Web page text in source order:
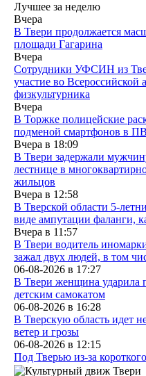
Лучшее за неделю
Вчера
В Твери продолжается
площади Гагарина
Вчера
Сотрудники УФСИН из
участие во
физкультурника
Вчера
В Торжке полицейские
подменой смартфонов в
Вчера в 18:09
В Твери задержали
лестнице в
жильцов
Вчера в 12:58
В Тверской области 5-
виде ампутации фаланги,
Вчера в 11:57
В Твери водитель
зажал двух людей, в том
06-08-2026 в 17:27
В Твери женщина ударила
детским самокатом
06-08-2026 в 16:28
В Тверскую область идет
ветер и грозы
06-08-2026 в 12:15
Под Тверью из-за